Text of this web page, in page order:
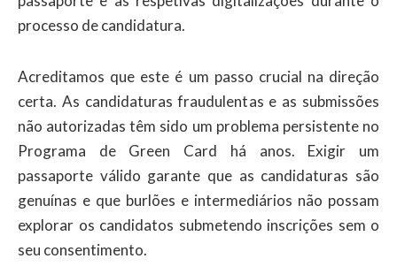
processo de candidatura.
Acreditamos que este é um passo crucial na direção
certa. As candidaturas fraudulentas e as submissões
não autorizadas têm sido um problema persistente no
Programa de Green Card há anos. Exigir um
passaporte válido garante que as candidaturas são
genuínas e que burlões e intermediários não possam
explorar os candidatos submetendo inscrições sem o
seu consentimento.